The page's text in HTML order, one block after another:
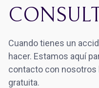
Cuando tienes un
hacer. Estamos aquí
contacto con nosotros
gratuita.